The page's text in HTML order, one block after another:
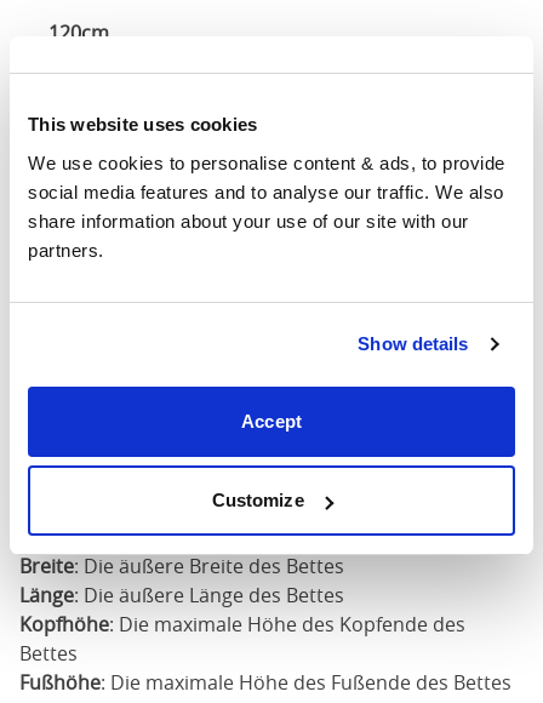
This website uses cookies
We use cookies to personalise content & ads, to provide
social media features and to analyse our traffic. We also
share information about your use of our site with our
partners.
Show details
Accept
Customize
120cm
200cm
59" 86" 44"
X
67" 86" 44"
180cm
86"
: Die Größe der Matratze für dieses
Bett erforderlich
Breite: Die äußere Breite des Bettes
Länge: Die äußere Länge des Bettes
Kopfhöhe: Die maximale Höhe des Kopfende des
Bettes
Fußhöhe: Die maximale Höhe des Fußende des Bettes